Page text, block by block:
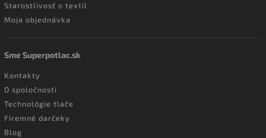
Starostlivosť o textil
Moja objednávka
Sme Superpotlac.sk
Kontakty
O spoločnosti
Technológie tlače
Firemné darčeky
Blog